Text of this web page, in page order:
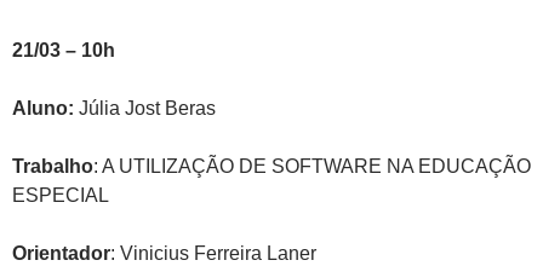
21/03 – 10h
Aluno: Júlia Jost Beras
Trabalho: A UTILIZAÇÃO DE SOFTWARE NA EDUCAÇÃO
ESPECIAL
Orientador: Vinicius Ferreira Laner